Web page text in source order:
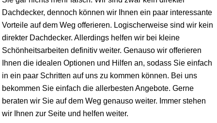
Dachdecker, dennoch können wir Ihnen ein paar interessante
Vorteile auf dem Weg offerieren. Logischerweise sind wir kein
direkter Dachdecker. Allerdings helfen wir bei kleine
Schönheitsarbeiten definitiv weiter. Genauso wir offerieren
Ihnen die idealen Optionen und Hilfen an, sodass Sie einfach
in ein paar Schritten auf uns zu kommen können. Bei uns
bekommen Sie einfach die allerbesten Angebote. Gerne
beraten wir Sie auf dem Weg genauso weiter. Immer stehen
wir Ihnen zur Seite und helfen weiter.